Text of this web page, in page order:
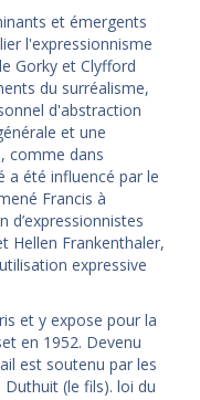
et émergents
l'expressionnisme
Gorky et Clyfford
du surréalisme,
d'abstraction
et une
comme dans
a été influencé par le
Francis à
d’expressionnistes
Hellen Frankenthaler,
expressive
et y expose pour la
en 1952. Devenu
est soutenu par les
(le fils). loi du